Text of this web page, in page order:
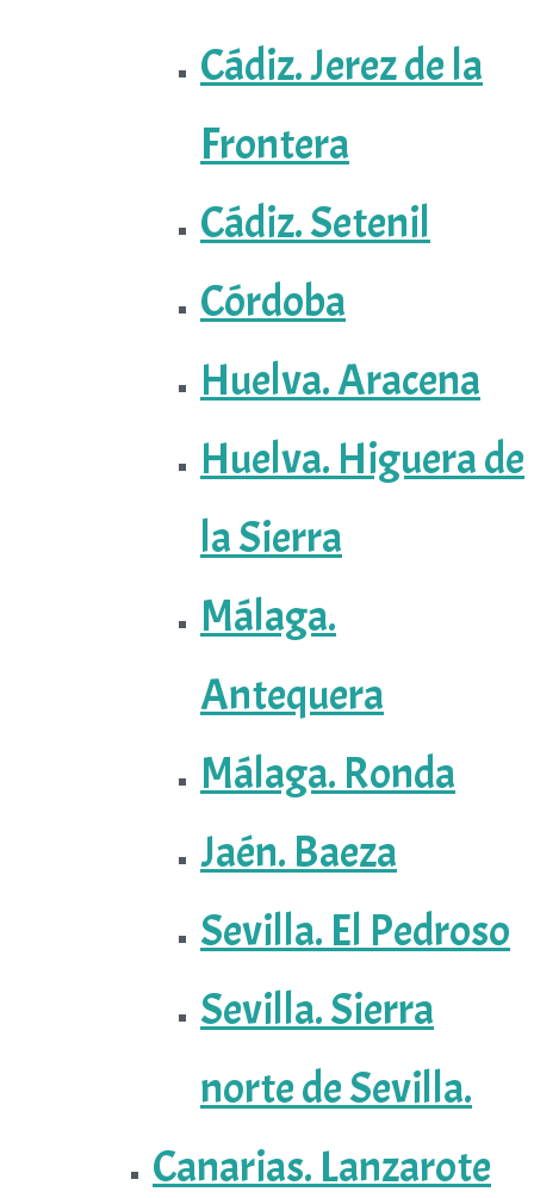
Cádiz. Jerez de la
Frontera
Cádiz. Setenil
Córdoba
Huelva. Aracena
Huelva. Higuera de
la Sierra
Málaga.
Antequera
Málaga. Ronda
Jaén. Baeza
Sevilla. El Pedroso
Sevilla. Sierra
norte de Sevilla.
Canarias. Lanzarote